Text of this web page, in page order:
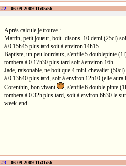
#2 - 06-09-2009 11:05:56
Après calcule je trouve :
Martin, petit joueur, boit -disons- 10 demi (25cl)
à 0 15h45 plus tard soit à environ 14h15.
Baptiste, un peu lourdaux, s'enfile 5 doublepinte
tombera à 0 17h30 plus tard soit à environ 16h.
Jade, raisonable, ne boit que 4 mini-chevalier
à 0 13h40 plus tard, soit à environ 12h10 (elle aura
Corenthin, bon vivant
, s'enfile 6 double pinte
tombera à 0 32h plus tard, soit à environ 6h30 le
week-end...
#3 - 06-09-2009 11:31:56